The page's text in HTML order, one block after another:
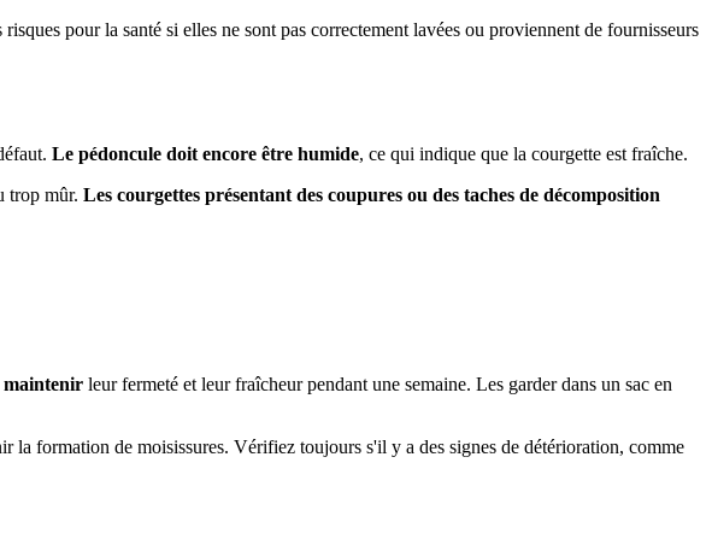
pour la santé si elles ne sont pas correctement lavées ou proviennent de fournisseurs
Le pédoncule doit encore être humide, ce qui indique que la courgette est fraîche.
trop mûr. Les courgettes présentant des coupures ou des taches de décomposition
maintenir leur fermeté et leur fraîcheur pendant une semaine. Les garder dans un sac en
la formation de moisissures. Vérifiez toujours s'il y a des signes de détérioration, comme